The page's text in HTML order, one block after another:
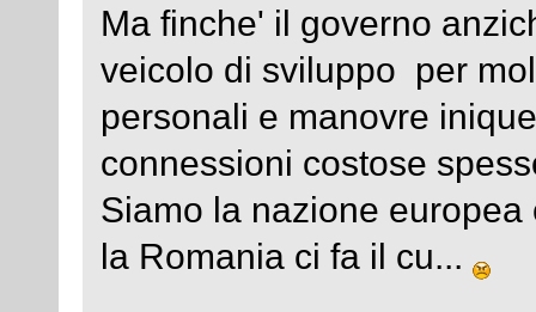
Ma finche' il governo
veicolo di sviluppo per
personali e manovre
connessioni costose
Siamo la nazione
la Romania ci fa il cu...